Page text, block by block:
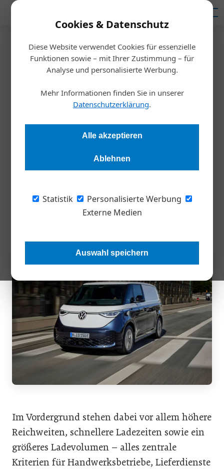
Cookies & Datenschutz
Diese Website verwendet Cookies für essenzielle
Funktionen sowie – mit Ihrer Zustimmung – für
Analyse und personalisierte Werbung.
Mehr Informationen finden Sie in unserer
Datenschutzerklärung.
Alle akzeptieren
Ablehnen
Statistik
Personalisierte Werbung
Externe Medien
Auswahl speichern
Startseite/Allgemein
Nutzfahrzeuge
Neue E-Transporter für
Unternehmen
Der Markt für elektrisch angetriebene Nutzfahrzeuge
Zahlreiche Hersteller haben neue batterieelektrische
Transporter vorgestellt oder ihre bestehenden Modelle
Im Vordergrund stehen dabei vor allem höhere
Reichweiten, schnellere Ladezeiten sowie ein
größeres Ladevolumen – alles zentrale
Kriterien für Handwerksbetriebe, Lieferdienste